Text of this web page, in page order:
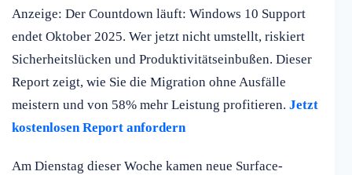
Anzeige: Der Countdown läuft: Windows 10 Support
endet Oktober 2025. Wer jetzt nicht umstellt, riskiert
Sicherheitslücken und Produktivitätseinbußen. Dieser
Report zeigt, wie Sie die Migration ohne Ausfälle
meistern und von 58% mehr Leistung profitieren. Jetzt
kostenlosen Report anfordern
Am Dienstag dieser Woche kamen neue Surface-